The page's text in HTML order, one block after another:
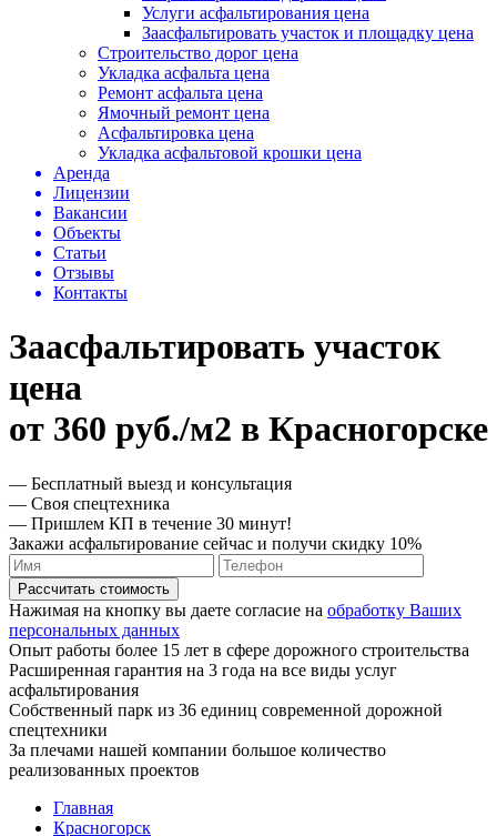
Услуги асфальтирования цена
Заасфальтировать участок и площадку цена
Строительство дорог цена
Укладка асфальта цена
Ремонт асфальта цена
Ямочный ремонт цена
Асфальтировка цена
Укладка асфальтовой крошки цена
Аренда
Лицензии
Вакансии
Объекты
Статьи
Отзывы
Контакты
Заасфальтировать участок
цена
от 360 руб./м2 в Красногорске
— Бесплатный выезд и консультация
— Своя спецтехника
— Пришлем КП в течение 30 минут!
Закажи асфальтирование сейчас и получи скидку 10%
Рассчитать стоимость
Нажимая на кнопку вы даете согласие на обработку Ваших
персональных данных
Опыт работы более 15 лет в сфере дорожного строительства
Расширенная гарантия на 3 года на все виды услуг
асфальтирования
Собственный парк из 36 единиц современной дорожной
спецтехники
За плечами нашей компании большое количество
реализованных проектов
Главная
Красногорск